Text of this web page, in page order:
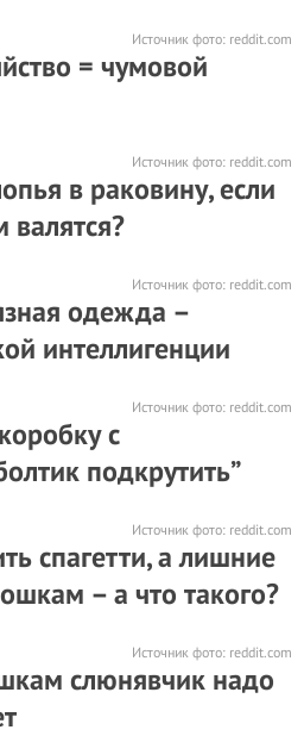
Источник фото: reddit.com
= чумовой
Источник фото: reddit.com
в раковину, если
валятся?
Источник фото: reddit.com
одежда –
интеллигенции
Источник фото: reddit.com
с
подкрутить”
Источник фото: reddit.com
спагетти, а лишние
– а что такого?
Источник фото: reddit.com
слюнявчик надо